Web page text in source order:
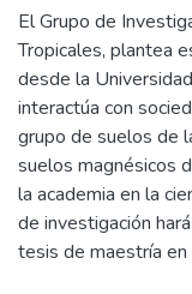
El Grupo de
Tropicales, plantea
desde la
interactúa con
grupo de suelos de
suelos magnésicos
la academia en la
de investigación
tesis de maestría